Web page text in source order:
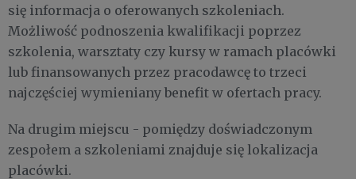
się informacja o oferowanych szkoleniach.
Możliwość podnoszenia kwalifikacji poprzez
szkolenia, warsztaty czy kursy w ramach placówki
lub finansowanych przez pracodawcę to trzeci
najczęściej wymieniany benefit w ofertach pracy.
Na drugim miejscu - pomiędzy doświadczonym
zespołem a szkoleniami znajduje się lokalizacja
placówki.